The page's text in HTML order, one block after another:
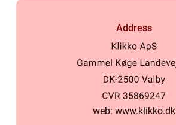
Address
web: www.klikko.dk